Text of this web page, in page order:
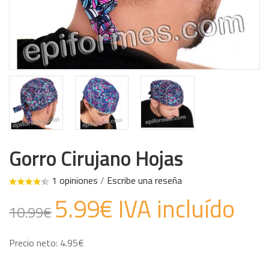
Gorro Cirujano Hojas
1 opiniones / Escribe una reseña
10.99€5.99€ IVA incluído
Precio neto: 4.95€